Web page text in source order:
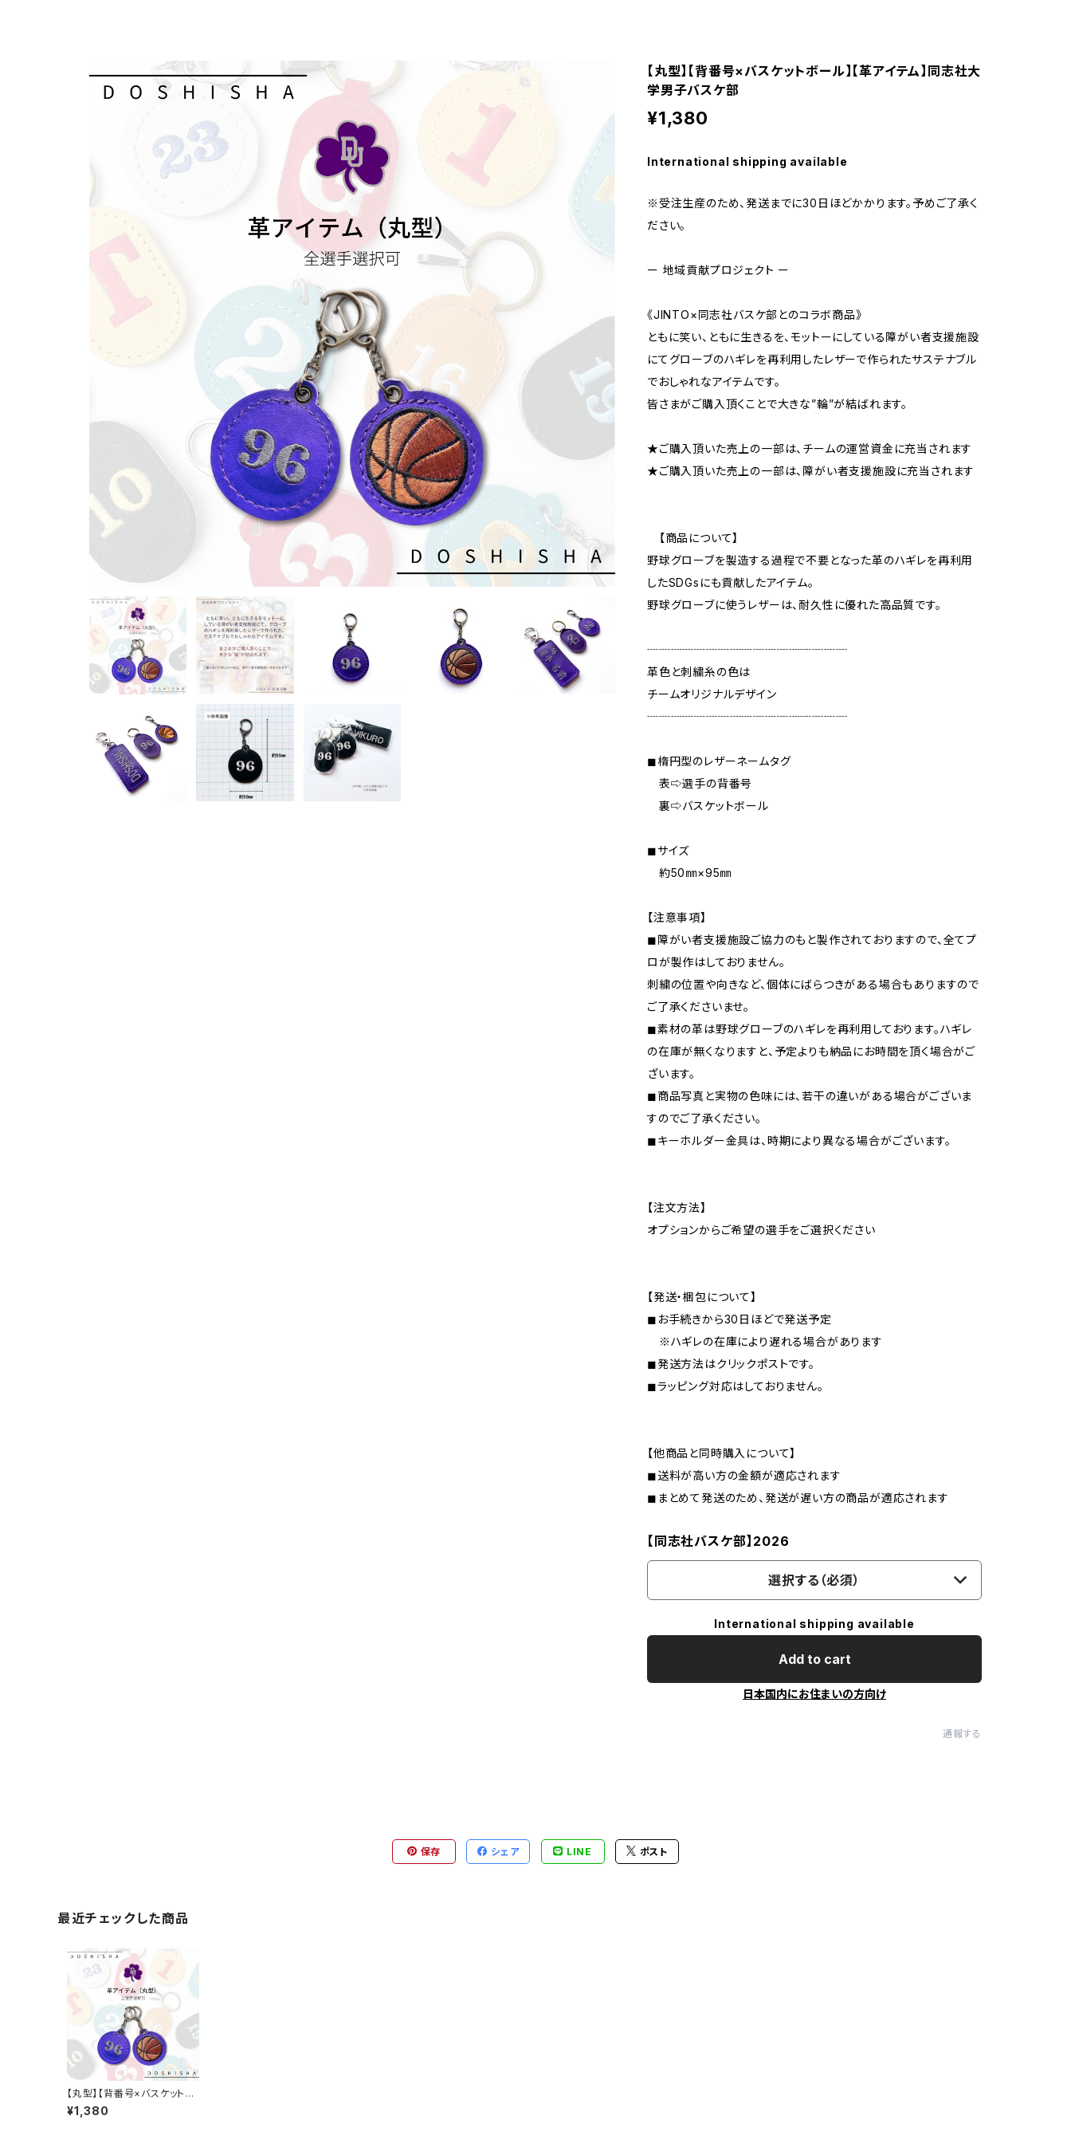
【丸型】【背番号×バスケットボール】【革アイテム】同志社大
学男子バスケ部
¥1,380
International shipping available
※受注生産のため、発送までに30日ほどかかります。予めご了承く
ださい。
ー 地域貢献プロジェクト ー
《JINTO×同志社バスケ部とのコラボ商品》
ともに笑い、ともに生きるを、モットーにしている障がい者支援施設
にてグローブのハギレを再利用したレザーで作られたサステナブル
でおしゃれなアイテムです。
皆さまがご購入頂くことで大きな”輪”が結ばれます。
★ご購入頂いた売上の一部は、チームの運営資金に充当されます
★ご購入頂いた売上の一部は、障がい者支援施設に充当されます
【商品について】
野球グローブを製造する過程で不要となった革のハギレを再利用
したSDGsにも貢献したアイテム。
野球グローブに使うレザーは、耐久性に優れた高品質です。
┈┈┈┈┈┈┈┈┈┈┈┈┈┈┈┈┈
革色と刺繍糸の色は
チームオリジナルデザイン
┈┈┈┈┈┈┈┈┈┈┈┈┈┈┈┈┈
◼︎楕円型のレザーネームタグ
表⇨選手の背番号
裏⇨バスケットボール
◼︎サイズ
約50㎜×95㎜
【注意事項】
◼︎障がい者支援施設ご協力のもと製作されておりますので、全てプ
ロが製作はしておりません。
刺繍の位置や向きなど、個体にばらつきがある場合もありますので
ご了承くださいませ。
◼︎素材の革は野球グローブのハギレを再利用しております。ハギレ
の在庫が無くなりますと、予定よりも納品にお時間を頂く場合がご
ざいます。
◼︎商品写真と実物の色味には、若干の違いがある場合がございま
すのでご了承ください。
◼︎キーホルダー金具は、時期により異なる場合がございます。
【注文方法】
オプションからご希望の選手をご選択ください
【発送・梱包について】
◼︎お手続きから30日ほどで発送予定
※ハギレの在庫により遅れる場合があります
◼︎発送方法はクリックポストです。
◼︎ラッピング対応はしておりません。
【他商品と同時購入について】
◼︎送料が高い方の金額が適応されます
◼︎まとめて発送のため、発送が遅い方の商品が適応されます
【同志社バスケ部】2026
選択する（必須）
International shipping available
Add to cart
日本国内にお住まいの方向け
通報する
保存 シェア LINE ポスト
最近チェックした商品
【丸型】【背番号×バスケットボ
ール】【革アイテム】同志社大
学男子バスケ部
¥1,380